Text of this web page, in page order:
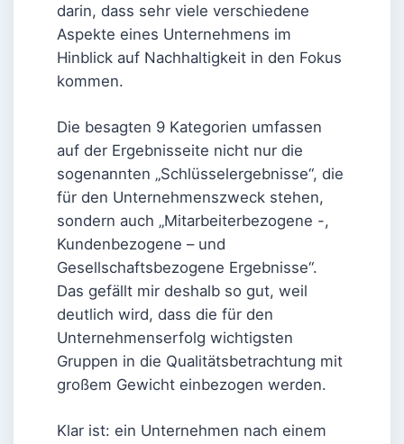
darin, dass sehr viele verschiedene
Aspekte eines Unternehmens im
Hinblick auf Nachhaltigkeit in den Fokus
kommen.
Die besagten 9 Kategorien umfassen
auf der Ergebnisseite nicht nur die
sogenannten „Schlüsselergebnisse“, die
für den Unternehmenszweck stehen,
sondern auch „Mitarbeiterbezogene -,
Kundenbezogene – und
Gesellschaftsbezogene Ergebnisse“.
Das gefällt mir deshalb so gut, weil
deutlich wird, dass die für den
Unternehmenserfolg wichtigsten
Gruppen in die Qualitätsbetrachtung mit
großem Gewicht einbezogen werden.
Klar ist: ein Unternehmen nach einem